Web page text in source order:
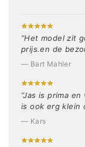
“Het model zit
prijs.en de
— Bart Mahler
“Jas is prima
is ook erg klein
— Kars